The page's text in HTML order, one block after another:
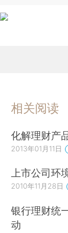
相关阅读
化解理财产
2013年01月11日
上市公司环
2010年11月28日
银行理财统
动